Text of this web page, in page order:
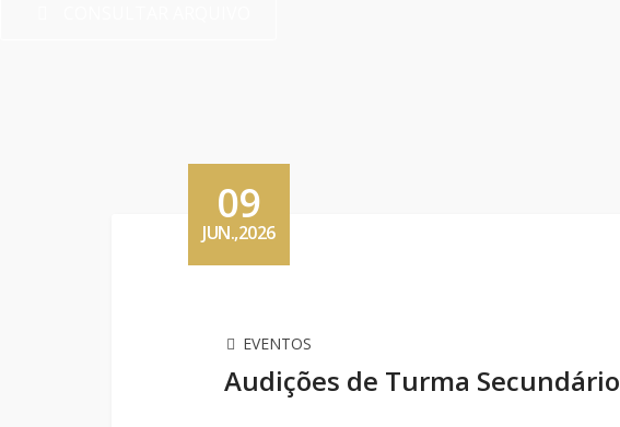
09
JUN.,2026
EVENTOS
Audições de Turma Secundário